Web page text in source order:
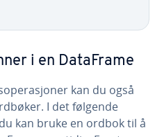
i en DataFrame
kan du også
I det følgende
kan bruke en ordbok til å